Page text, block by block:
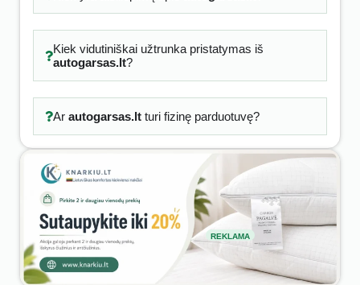
Kiek vidutiniškai užtrunka pristatymas iš
autogarsas.lt?
Ar autogarsas.ltturi fizinę parduotuvę?
REKLAMA